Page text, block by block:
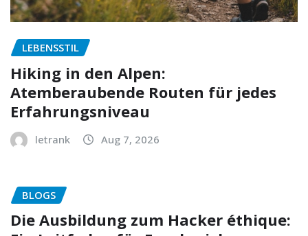
LEBENSSTIL
Hiking in den Alpen:
Atemberaubende Routen für jedes
Erfahrungsniveau
letrank Aug 7, 2026
BLOGS
Die Ausbildung zum Hacker éthique: